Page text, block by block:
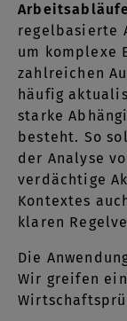
regelbasierte
um komplexe
zahlreichen
häufig
starke
besteht. So
der Analyse
verdächtige
Kontextes
klaren
Die
Wir greifen